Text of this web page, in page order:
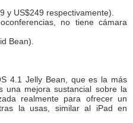
y US$249 respectivamente).
no tiene cámara
Bean).
4.1 Jelly Bean, que es la más
una mejora sustancial sobre la
realmente para ofrecer un
la usas, similar al iPad en